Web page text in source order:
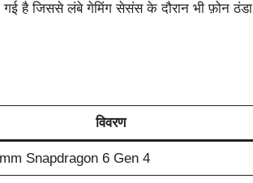
है जिससे लंबे गेमिंग सेसंस के दौरान भी फ़ोन ठंडा
विवरण
Snapdragon 6 Gen 4